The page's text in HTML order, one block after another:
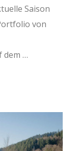
Saison
von
dem …